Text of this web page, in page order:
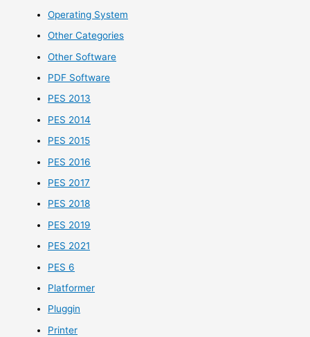
Operating System
Other Categories
Other Software
PDF Software
PES 2013
PES 2014
PES 2015
PES 2016
PES 2017
PES 2018
PES 2019
PES 2021
PES 6
Platformer
Pluggin
Printer